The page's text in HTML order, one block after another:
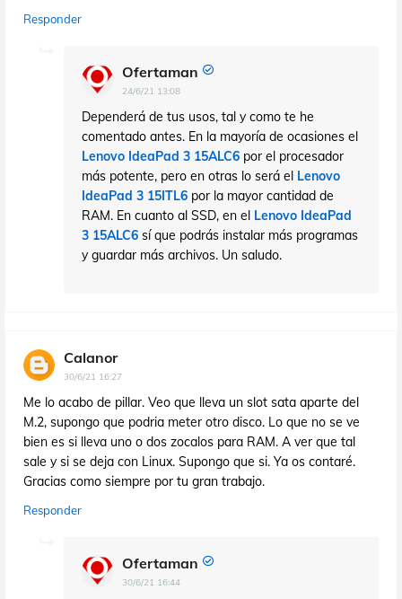
Responder
Ofertaman
24/6/21 13:08
Dependerá de tus usos, tal y como te he
comentado antes. En la mayoría de ocasiones el
Lenovo IdeaPad 3 15ALC6 por el procesador
más potente, pero en otras lo será el Lenovo
IdeaPad 3 15ITL6 por la mayor cantidad de
RAM. En cuanto al SSD, en el Lenovo IdeaPad
3 15ALC6 sí que podrás instalar más programas
y guardar más archivos. Un saludo.
Calanor
30/6/21 16:27
Me lo acabo de pillar. Veo que lleva un slot sata aparte del
M.2, supongo que podria meter otro disco. Lo que no se ve
bien es si lleva uno o dos zocalos para RAM. A ver que tal
sale y si se deja con Linux. Supongo que si. Ya os contaré.
Gracias como siempre por tu gran trabajo.
Responder
Ofertaman
30/6/21 16:44